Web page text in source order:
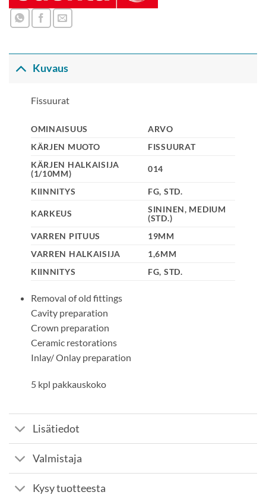
Kuvaus
Fissuurat
OMINAISUUS
ARVO
KÄRJEN MUOTO
FISSUURAT
KÄRJEN HALKAISIJA
(1/10MM)
014
KIINNITYS FG, STD.
KARKEUS
SININEN, MEDIUM
(STD.)
VARREN PITUUS
19MM
VARREN HALKAISIJA
1,6MM
KIINNITYS
FG, STD.
Removal of old fittings
Cavity preparation
Crown preparation
Ceramic restorations
Inlay/ Onlay preparation
5 kpl pakkauskoko
Lisätiedot
Valmistaja
Kysy tuotteesta